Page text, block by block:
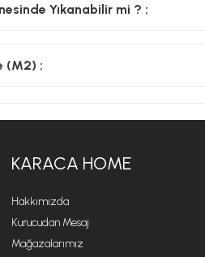
Yıkanabilir mi ? :
(M2) :
KARACA HOME
Hakkımızda
Kurucudan Mesaj
Mağazalarımız